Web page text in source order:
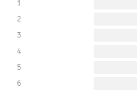
1
2
3
4
5
6